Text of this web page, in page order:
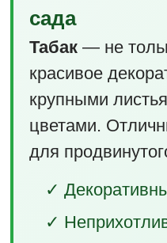
сада
Табак— не
красивое
крупными
цветами.
для
✓
✓